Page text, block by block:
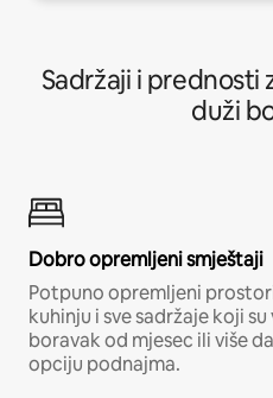
Sadržaji i prednosti
duži
Dobro opremljeni smještaji
Potpuno opremljeni
kuhinju i sve sadržaje koji
boravak od mjesec ili više
opciju podnajma.